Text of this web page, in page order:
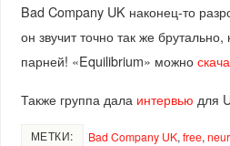
Bad Company UK наконец-то
он звучит точно так же
парней! «Equilibrium» можно
Также группа дала интервью для
МЕТКИ: Bad Company UK, free,